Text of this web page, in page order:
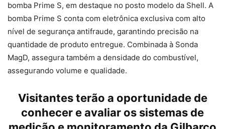
bomba Prime S, em destaque no posto modelo da Shell. A
bomba Prime S conta com eletrônica exclusiva com alto
nível de segurança antifraude, garantindo precisão na
quantidade de produto entregue. Combinada à Sonda
MagD, assegura também a densidade do combustível,
assegurando volume e qualidade.
Visitantes terão a oportunidade de
conhecer e avaliar os sistemas de